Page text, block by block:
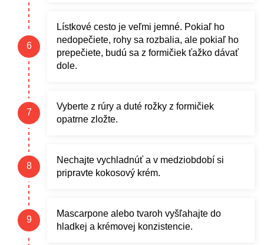
Lístkové cesto je veľmi jemné. Pokiaľ ho
nedopečiete, rohy sa rozbalia, ale pokiaľ ho
prepečiete, budú sa z formičiek ťažko dávať
dole.
Vyberte z rúry a duté rožky z formičiek
opatrne zložte.
Nechajte vychladnúť a v medziobdobí si
pripravte kokosový krém.
Mascarpone alebo tvaroh vyšľahajte do
hladkej a krémovej konzistencie.